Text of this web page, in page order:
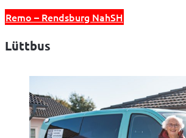
Remo – Rendsburg NahSH
Lüttbus